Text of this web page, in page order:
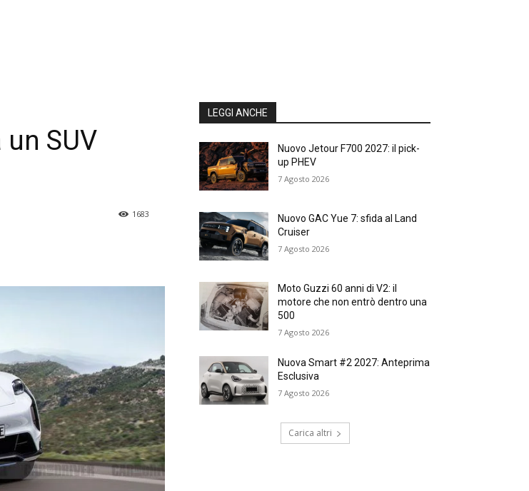
SUV
1683
LEGGI ANCHE
Nuovo Jetour F700 2027: il pick-
up PHEV
7 Agosto 2026
Nuovo GAC Yue 7: sfida al Land
Cruiser
7 Agosto 2026
Moto Guzzi 60 anni di V2: il
motore che non entrò dentro una
500
7 Agosto 2026
Nuova Smart #2 2027: Anteprima
Esclusiva
7 Agosto 2026
Carica altri